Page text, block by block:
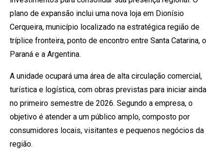
plano de expansão inclui uma nova loja em Dionísio
Cerqueira, município localizado na estratégica região de
tríplice fronteira, ponto de encontro entre Santa Catarina, o
Paraná e a Argentina.
A unidade ocupará uma área de alta circulação comercial,
turística e logística, com obras previstas para iniciar ainda
no primeiro semestre de 2026. Segundo a empresa, o
objetivo é atender a um público amplo, composto por
consumidores locais, visitantes e pequenos negócios da
região.